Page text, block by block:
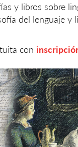
y libros sobre
del lenguaje y
con